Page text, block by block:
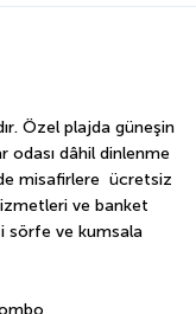
Özel plajda güneşin
odası dâhil dinlenme
misafirlere  ücretsiz
ve banket
sörfe ve kumsala